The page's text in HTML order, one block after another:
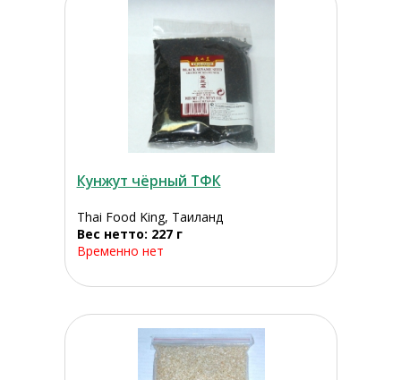
Кунжут чёрный ТФК
Thai Food King, Таиланд
Вес нетто: 227 г
Временно нет